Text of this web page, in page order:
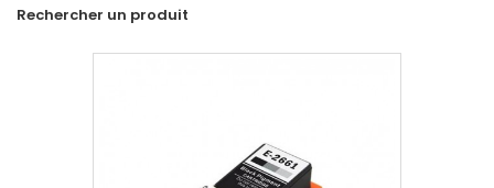
Rechercher un produit